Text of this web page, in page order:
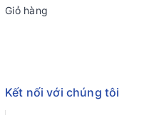
Giỏ hàng
Kết nối với chúng tôi